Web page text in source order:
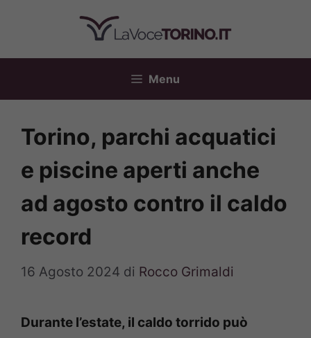
contenuto
Menu
Torino, parchi acquatici
e piscine aperti anche
ad agosto contro il caldo
record
16 Agosto 2024 di Rocco Grimaldi
Durante l’estate, il caldo torrido può